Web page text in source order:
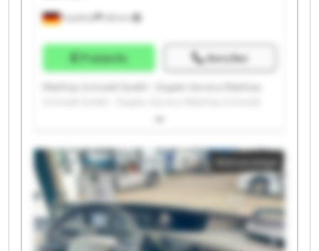
Frankfurt
Preisinfo Anrufen
Matthias Schmidt GmbH - Stapler-Service Matthias
GmbH - Stapler-Service Matthias Schmidt GmbH -
Service Matthias Schmidt GmbH - Stapler-Service
Matthias Schmidt GmbH - Stapler-Service Matthias
Schmidt GmbH - Stapler-Service Matthias Schmidt
GmbH - Stapler-Service Matthias Schmidt GmbH -
Stapler-Service Matthias Schmidt GmbH - Stapler-
Service Matthias Schmidt GmbH - Stapler-Service
Matthias Schmidt GmbH - Stapler-Service Matthias
Kleinanzeige